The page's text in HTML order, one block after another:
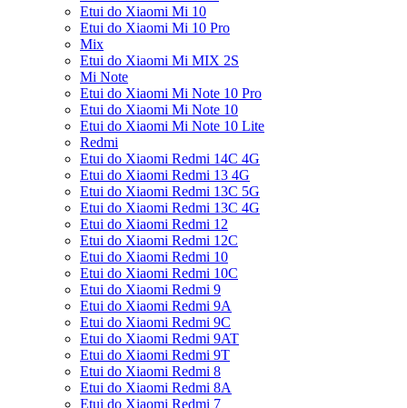
Etui do Xiaomi Mi 10
Etui do Xiaomi Mi 10 Pro
Mix
Etui do Xiaomi Mi MIX 2S
Mi Note
Etui do Xiaomi Mi Note 10 Pro
Etui do Xiaomi Mi Note 10
Etui do Xiaomi Mi Note 10 Lite
Redmi
Etui do Xiaomi Redmi 14C 4G
Etui do Xiaomi Redmi 13 4G
Etui do Xiaomi Redmi 13C 5G
Etui do Xiaomi Redmi 13C 4G
Etui do Xiaomi Redmi 12
Etui do Xiaomi Redmi 12C
Etui do Xiaomi Redmi 10
Etui do Xiaomi Redmi 10C
Etui do Xiaomi Redmi 9
Etui do Xiaomi Redmi 9A
Etui do Xiaomi Redmi 9C
Etui do Xiaomi Redmi 9AT
Etui do Xiaomi Redmi 9T
Etui do Xiaomi Redmi 8
Etui do Xiaomi Redmi 8A
Etui do Xiaomi Redmi 7